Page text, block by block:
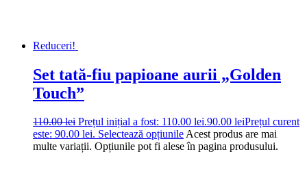
Reduceri!
Set tată-fiu papioane aurii „Golden
Touch”
110.00lei Prețul inițial a fost: 110.00 lei.90.00 leiPrețul curent
este: 90.00 lei. Selectează opțiunileAcest produs are mai
multe variații. Opțiunile pot fi alese în pagina produsului.